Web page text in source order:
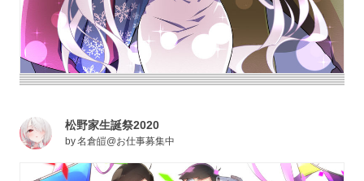
松野家生誕祭2020
by名倉皚@お仕事募集中